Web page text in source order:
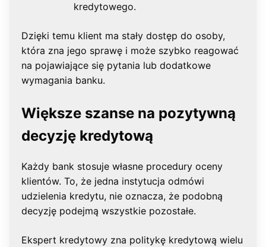
kredytowego.
Dzięki temu klient ma stały dostęp do osoby,
która zna jego sprawę i może szybko reagować
na pojawiające się pytania lub dodatkowe
wymagania banku.
Większe szanse na pozytywną
decyzję kredytową
Każdy bank stosuje własne procedury oceny
klientów. To, że jedna instytucja odmówi
udzielenia kredytu, nie oznacza, że podobną
decyzję podejmą wszystkie pozostałe.
Ekspert kredytowy zna politykę kredytową wielu